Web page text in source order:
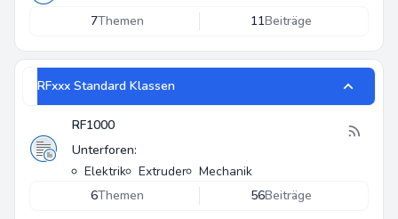
7Themen 11Beiträge
RFxxx Standard Klassen
RF1000
Unterforen:
Elektrik
Extruder
Mechanik
6Themen 56Beiträge